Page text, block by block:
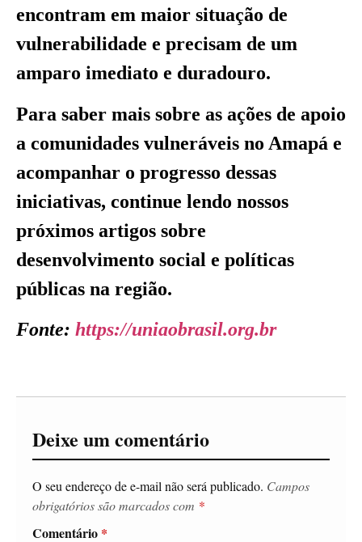
encontram em maior situação de
vulnerabilidade e precisam de um
amparo imediato e duradouro.
Para saber mais sobre as ações de apoio
a comunidades vulneráveis no Amapá e
acompanhar o progresso dessas
iniciativas, continue lendo nossos
próximos artigos sobre
desenvolvimento social e políticas
públicas na região.
Fonte: https://uniaobrasil.org.br
Deixe um comentário
O seu endereço de e-mail não será publicado. Campos
obrigatórios são marcados com *
Comentário *